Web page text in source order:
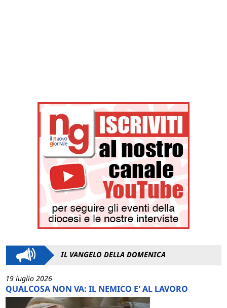
IL VANGELO DELLA DOMENICA
19 luglio 2026
QUALCOSA NON VA: IL NEMICO E' AL LAVORO